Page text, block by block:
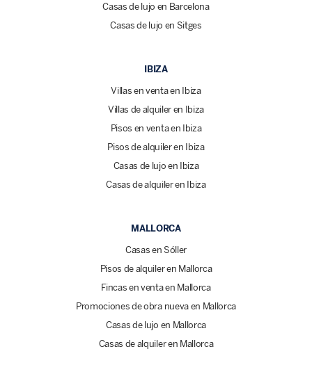
Casas de lujo en Barcelona
Casas de lujo en Sitges
IBIZA
Villas en venta en Ibiza
Villas de alquiler en Ibiza
Pisos en venta en Ibiza
Pisos de alquiler en Ibiza
Casas de lujo en Ibiza
Casas de alquiler en Ibiza
MALLORCA
Casas en Sóller
Pisos de alquiler en Mallorca
Fincas en venta en Mallorca
Promociones de obra nueva en Mallorca
Casas de lujo en Mallorca
Casas de alquiler en Mallorca